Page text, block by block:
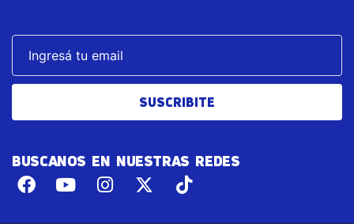
SUSCRIBITE
BUSCANOS EN NUESTRAS REDES